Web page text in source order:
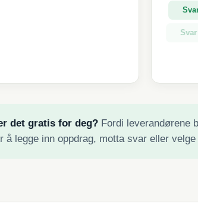
det gratis for deg? Fordi leverandørene
å legge inn oppdrag, motta svar eller